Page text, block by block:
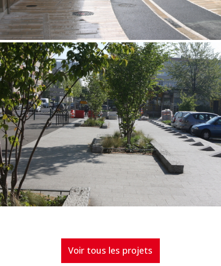
Voir tous les projets